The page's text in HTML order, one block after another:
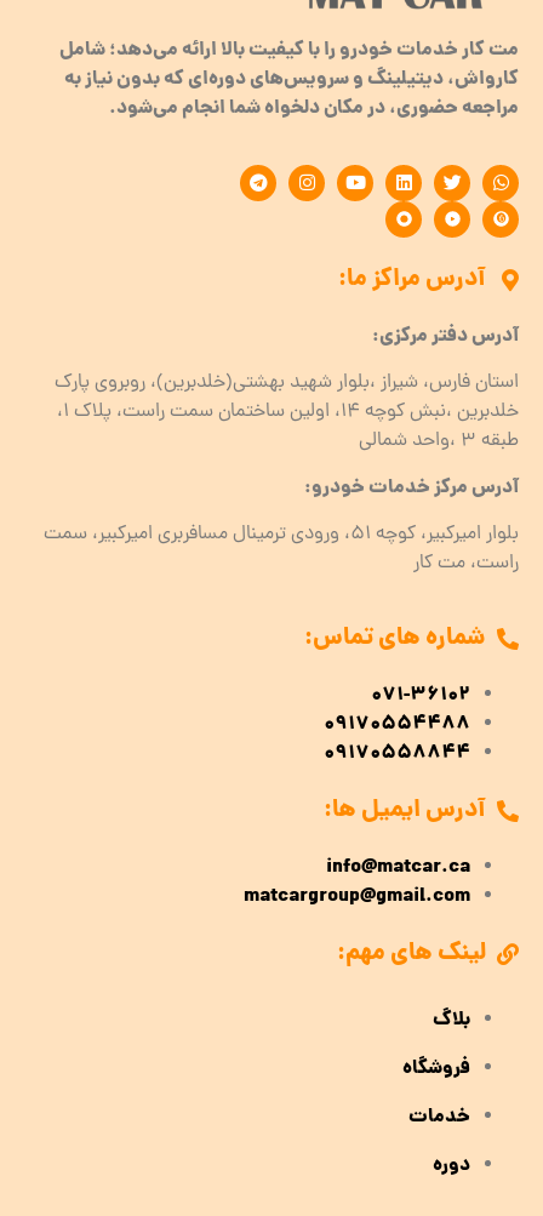
مت کار خدمات خودرو را با کیفیت بالا ارائه می‌دهد؛ شامل
کارواش، دیتیلینگ و سرویس‌های دوره‌ای که بدون نیاز به
مراجعه حضوری، در مکان دلخواه شما انجام می‌شود.
آدرس مراکز ما:
آدرس دفتر مرکزی:
استان فارس، شیراز ،بلوار شهید بهشتی(خلدبرین)، روبروی پارک
خلدبرین ،نبش کوچه ۱۴، اولین ساختمان سمت راست، پلاک 1،
طبقه ۳ ،واحد شمالی
آدرس مرکز خدمات خودرو:
بلوار امیرکبیر، کوچه 51، ورودی ترمینال مسافربری امیرکبیر، سمت
راست، مت کار
شماره های تماس:
071-36102
09170554488
09170558844
آدرس ایمیل ها:
info@matcar.ca
matcargroup@gmail.com
لینک های مهم:
بلاگ
فروشگاه
خدمات
دوره